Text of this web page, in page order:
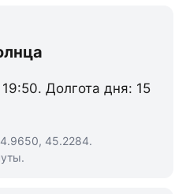
Долгота дня: 15
45.2284.